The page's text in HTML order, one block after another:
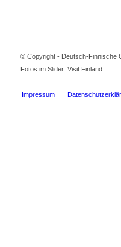
© Copyright - Deutsch-Finnische
Fotos im Slider: Visit Finland
Impressum